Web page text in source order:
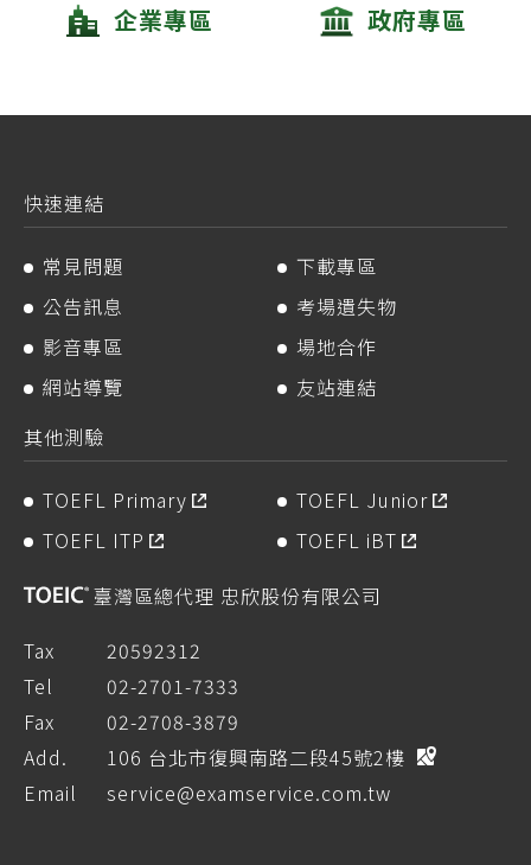
企業專區 政府專區
快速連結
常見問題
下載專區
公告訊息
考場遺失物
影音專區
場地合作
網站導覽
友站連結
其他測驗
TOEFL Primary
TOEFL Junior
TOEFL ITP
TOEFL iBT
臺灣區總代理 忠欣股份有限公司
Tax
20592312
Tel
02-2701-7333
Fax
02-2708-3879
Add.
106 台北市復興南路二段45號2樓
Email
service@examservice.com.tw